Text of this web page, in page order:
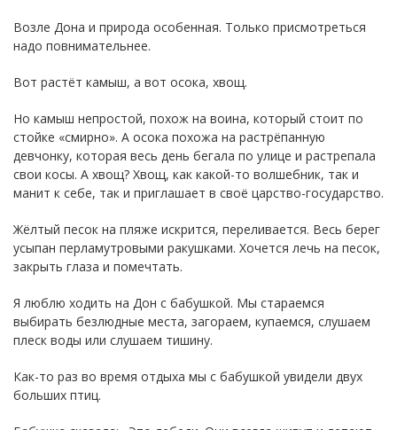
Возле Дона и природа особенная. Только присмотреться
надо повнимательнее.
Вот растёт камыш, а вот осока, хвощ.
Но камыш непростой, похож на воина, который стоит по
стойке «смирно». А осока похожа на растрёпанную
девчонку, которая весь день бегала по улице и растрепала
свои косы. А хвощ? Хвощ, как какой-то волшебник, так и
манит к себе, так и приглашает в своё царство-государство.
Жёлтый песок на пляже искрится, переливается. Весь берег
усыпан перламутровыми ракушками. Хочется лечь на песок,
закрыть глаза и помечтать.
Я люблю ходить на Дон с бабушкой. Мы стараемся
выбирать безлюдные места, загораем, купаемся, слушаем
плеск воды или слушаем тишину.
Как-то раз во время отдыха мы с бабушкой увидели двух
больших птиц.